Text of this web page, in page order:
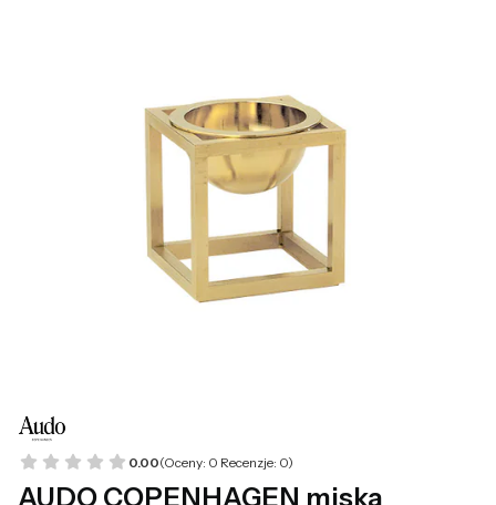
0.00(Oceny: 0 Recenzje: 0)
AUDO COPENHAGEN miska